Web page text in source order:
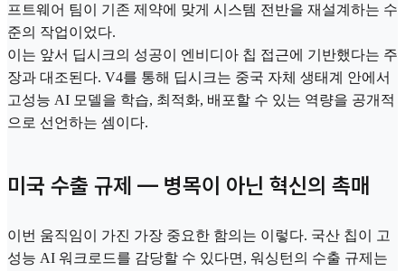
프트웨어 팀이 기존 제약에 맞게 시스템 전반을 재설계하는 수
준의 작업이었다.
이는 앞서 딥시크의 성공이 엔비디아 칩 접근에 기반했다는 주
장과 대조된다. V4를 통해 딥시크는 중국 자체 생태계 안에서
고성능 AI 모델을 학습, 최적화, 배포할 수 있는 역량을 공개적
으로 선언하는 셈이다.
미국 수출 규제 — 병목이 아닌 혁신의 촉매
이번 움직임이 가진 가장 중요한 함의는 이렇다. 국산 칩이 고
성능 AI 워크로드를 감당할 수 있다면, 워싱턴의 수출 규제는